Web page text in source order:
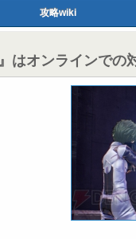
攻略wiki
はオンラインでの